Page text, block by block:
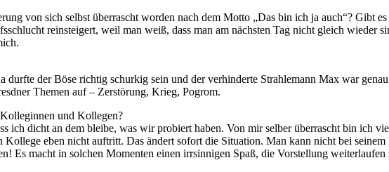
von sich selbst über­rascht wor­den nach dem Mot­to „Das bin ich ja auch“? Gibt
rein­stei­gert, weil man weiß, dass man am nächs­ten Tag nicht gleich wie­der
durf­te der Böse rich­tig schur­kig sein und der ver­hin­der­te Strah­le­mann Max war
The­men auf – Zer­stö­rung, Krieg, Pogrom.
und Kollegen?
ich dicht an dem blei­be, was wir pro­biert ha­ben. Von mir sel­ber über­rascht bin ich
eben nicht auf­tritt. Das än­dert so­fort die Si­tua­ti­on. Man kann nicht bei
Es macht in sol­chen Mo­men­ten ei­nen irr­sin­ni­gen Spaß, die Vor­stel­lung